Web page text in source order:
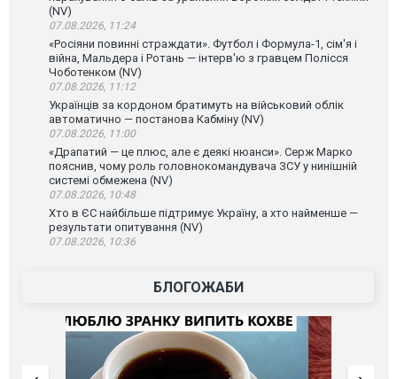
(NV)
07.08.2026, 11:24
«Росіяни повинні страждати». Футбол і Формула-1, сім'я і
війна, Мальдера і Ротань — інтерв'ю з гравцем Полісся
Чоботенком (NV)
07.08.2026, 11:12
Українців за кордоном братимуть на військовий облік
автоматично — постанова Кабміну (NV)
07.08.2026, 11:00
«Драпатий — це плюс, але є деякі нюанси». Серж Марко
пояснив, чому роль головнокомандувача ЗСУ у нинішній
системі обмежена (NV)
07.08.2026, 10:48
Хто в ЄС найбільше підтримує Україну, а хто найменше —
результати опитування (NV)
07.08.2026, 10:36
БЛОГОЖАБИ